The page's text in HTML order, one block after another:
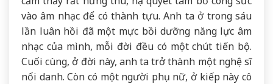
vào âm nhạc để có thành tựu. Anh ta ở trong sáu
lần luân hồi đã một mực bồi dưỡng năng lực âm
nhạc của mình, mỗi đời đều có một chút tiến bộ.
Cuối cùng, ở đời này, anh ta trở thành một nghệ sĩ
nổi danh. Còn có một người phụ nữ, ở kiếp này cô